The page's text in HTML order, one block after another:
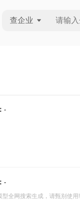
查企业
-
-
型全网搜索生成，请甄别使用!